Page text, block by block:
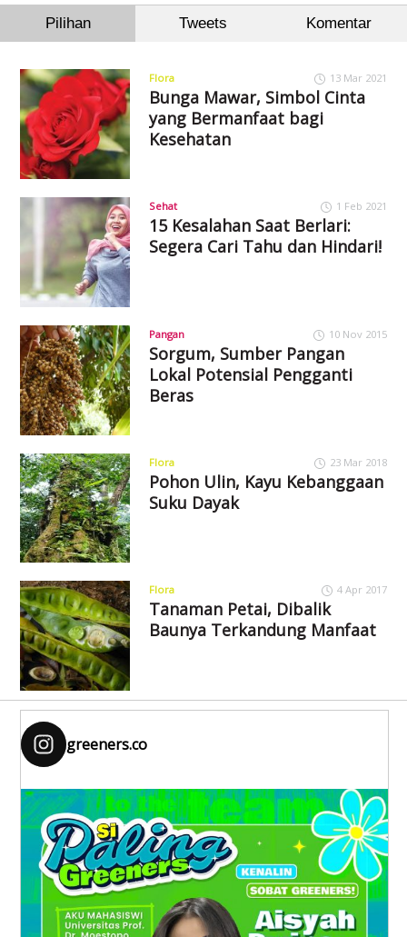
Pilihan Tweets Komentar
Flora 13 Mar 2021
Bunga Mawar, Simbol Cinta
yang Bermanfaat bagi
Kesehatan
Sehat 1 Feb 2021
15 Kesalahan Saat Berlari:
Segera Cari Tahu dan Hindari!
Pangan 10 Nov 2015
Sorgum, Sumber Pangan
Lokal Potensial Pengganti
Beras
Flora 23 Mar 2018
Pohon Ulin, Kayu Kebanggaan
Suku Dayak
Flora 4 Apr 2017
Tanaman Petai, Dibalik
Baunya Terkandung Manfaat
greeners.co